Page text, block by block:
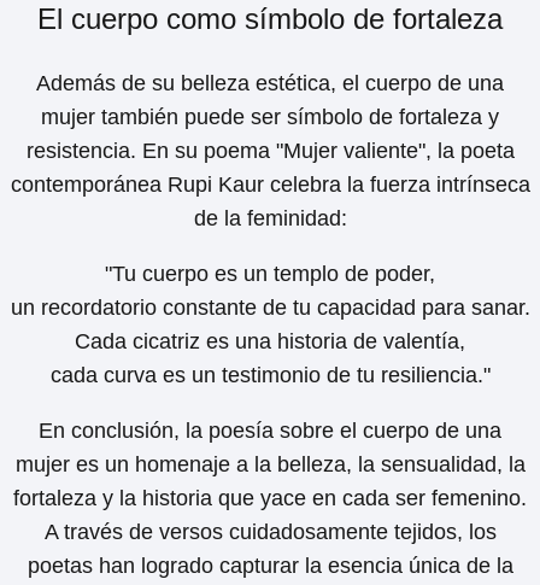
El cuerpo como símbolo de fortaleza
Además de su belleza estética, el cuerpo de una
mujer también puede ser símbolo de fortaleza y
resistencia. En su poema "Mujer valiente", la poeta
contemporánea Rupi Kaur celebra la fuerza intrínseca
de la feminidad:
"Tu cuerpo es un templo de poder,
un recordatorio constante de tu capacidad para sanar.
Cada cicatriz es una historia de valentía,
cada curva es un testimonio de tu resiliencia."
En conclusión, la poesía sobre el cuerpo de una
mujer es un homenaje a la belleza, la sensualidad, la
fortaleza y la historia que yace en cada ser femenino.
A través de versos cuidadosamente tejidos, los
poetas han logrado capturar la esencia única de la